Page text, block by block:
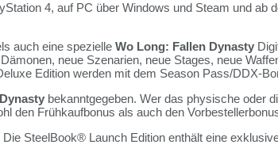
4, auf PC über Windows und Steam und ab
auch eine spezielle Wo Long: Fallen Dynasty
neue Szenarien, neue Stages, neue
Edition werden mit dem Season Pass/DDX-
bekanntgegeben. Wer das physische oder
den Frühkaufbonus als auch den
Die SteelBook® Launch Edition enthält eine